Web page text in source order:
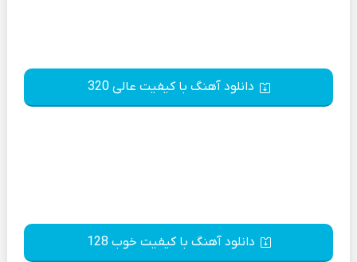
دانلود آهنگ با کیفیت عالی 320
دانلود آهنگ با کیفیت خوب 128